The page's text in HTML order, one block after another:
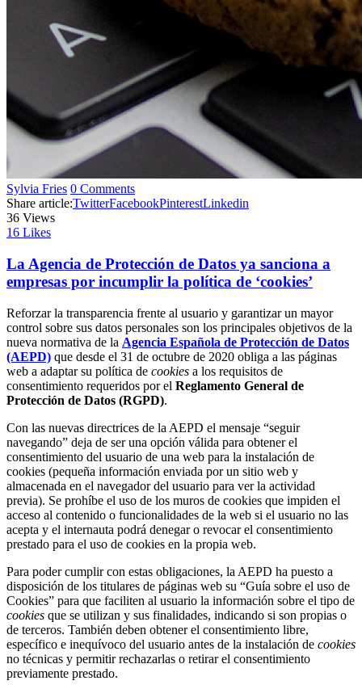
Sylvia Fries 0 Comments
Share article:TwitterFacebookPinterestLinkedin
36 Views
16 Likes
La Agencia de Protección de Datos ya sanciona a
empresas por incumplir la política de ‘cookies’
Reforzar la transparencia frente al usuario y garantizar un mayor
control sobre sus datos personales son los principales objetivos de la
nueva normativa de la Agencia Española de Protección de Datos
(AEPD) que desde el 31 de octubre de 2020 obliga a las páginas
web a adaptar su política de cookies a los requisitos de
consentimiento requeridos por el Reglamento General de
Protección de Datos (RGPD).
Con las nuevas directrices de la AEPD el mensaje “seguir
navegando” deja de ser una opción válida para obtener el
consentimiento del usuario de una web para la instalación de
cookies (pequeña información enviada por un sitio web y
almacenada en el navegador del usuario para ver la actividad
previa). Se prohíbe el uso de los muros de cookies que impiden el
acceso al contenido o funcionalidades de la web si el usuario no las
acepta y el internauta podrá denegar o revocar el consentimiento
prestado para el uso de cookies en la propia web.
Para poder cumplir con estas obligaciones, la AEPD ha puesto a
disposición de los titulares de páginas web su “Guía sobre el uso de
Cookies” para que faciliten al usuario la información sobre el tipo de
cookies que se utilizan y sus finalidades, indicando si son propias o
de terceros. También deben obtener el consentimiento libre,
específico e inequívoco del usuario antes de la instalación de cookies
no técnicas y permitir rechazarlas o retirar el consentimiento
previamente prestado.